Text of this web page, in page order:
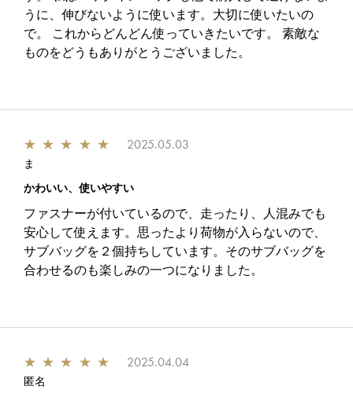
うに、伸びないように使います。大切に使いたいの
で。 これからどんどん使っていきたいです。 素敵な
ものをどうもありがとうございました。
★ ★ ★ ★ ★ 2025.05.03
ま
かわいい、使いやすい
ファスナーが付いているので、走ったり、人混みでも
安心して使えます。思ったより荷物が入らないので、
サブバッグを２個持ちしています。そのサブバッグを
合わせるのも楽しみの一つになりました。
★ ★ ★ ★ ★ 2025.04.04
匿名